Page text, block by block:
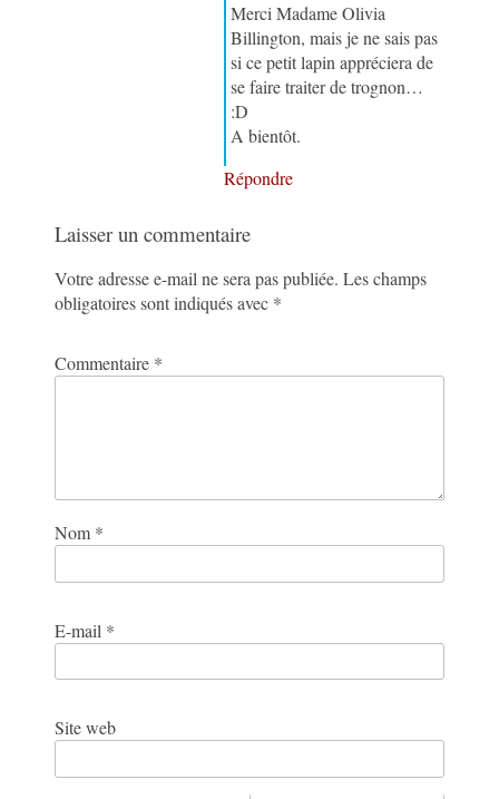
Merci Madame Olivia
Billington, mais je ne sais pas
si ce petit lapin appréciera de
se faire traiter de trognon…
:D
A bientôt.
Répondre
Laisser un commentaire
Votre adresse e-mail ne sera pas publiée. Les champs
obligatoires sont indiqués avec *
Commentaire *
Nom *
E-mail *
Site web